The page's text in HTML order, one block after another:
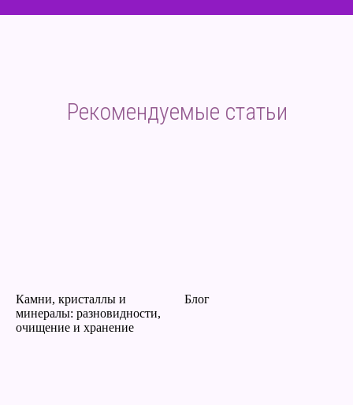
Рекомендуемые статьи
Камни, кристаллы и
минералы: разновидности,
очищение и хранение
Блог